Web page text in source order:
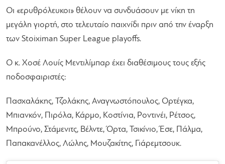
Οι «ερυθρόλευκοι» θέλουν να συνδυάσουν με νίκη τη
μεγάλη γιορτή, στο τελευταίο παιχνίδι πριν από την έναρξη
των Stoiximan Super League playoffs.
Ο κ. Χοσέ Λουίς Μεντιλίμπαρ έχει διαθέσιμους τους εξής
ποδοσφαιριστές:
Πασχαλάκης, Τζολάκης, Αναγνωστόπουλος, Ορτέγκα,
Μπιανκόν, Πιρόλα, Κάρμο, Κοστίνια, Ροντινέι, Ρέτσος,
Μπρούνο, Στάμενιτς, Βέλντε, Όρτα, Τσικίνιο, Έσε, Πάλμα,
Παπακανέλλος, Λώλης, Μουζακίτης, Γιάρεμτσουκ.